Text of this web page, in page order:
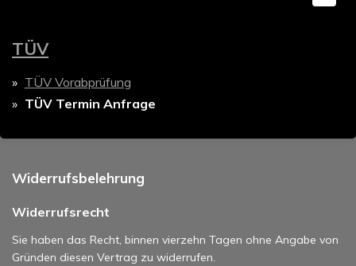
TÜV
TÜV Vorabprüfung
TÜV Termin Anfrage
Widerrufsbelehrung
Widerrufsrecht
Sie haben das Recht, binnen vierzehn Tagen ohne Angabe von
Gründen diesen Vertrag zu widerrufen.